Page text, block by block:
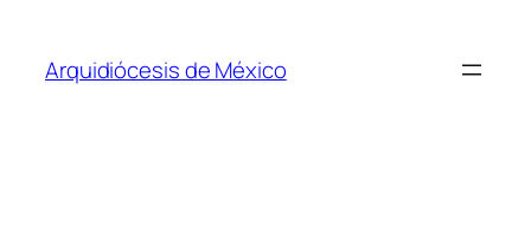
contenido
Arquidiócesis de México